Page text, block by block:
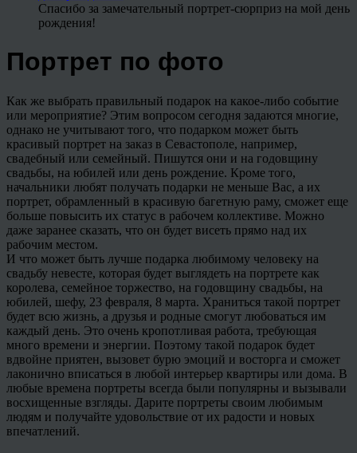
Спасибо за замечательный портрет-сюрприз на мой день
рождения!
Портрет по фото
Как же выбрать правильный подарок на какое-либо событие
или мероприятие? Этим вопросом сегодня задаются многие,
однако не учитывают того, что подарком может быть
красивый портрет на заказ в Севастополе, например,
свадебный или семейный. Пишутся они и на годовщину
свадьбы, на юбилей или день рождение. Кроме того,
начальники любят получать подарки не меньше Вас, а их
портрет, обрамленный в красивую багетную раму, сможет еще
больше повысить их статус в рабочем коллективе. Можно
даже заранее сказать, что он будет висеть прямо над их
рабочим местом.
И что может быть лучше подарка любимому человеку на
свадьбу невесте, которая будет выглядеть на портрете как
королева, семейное торжество, на годовщину свадьбы, на
юбилей, шефу, 23 февраля, 8 марта. Храниться такой портрет
будет всю жизнь, а друзья и родные смогут любоваться им
каждый день. Это очень кропотливая работа, требующая
много времени и энергии. Поэтому такой подарок будет
вдвойне приятен, вызовет бурю эмоций и восторга и сможет
лаконично вписаться в любой интерьер квартиры или дома. В
любые времена портреты всегда были популярны и вызывали
восхищенные взгляды. Дарите портреты своим любимым
людям и получайте удовольствие от их радости и новых
впечатлений.